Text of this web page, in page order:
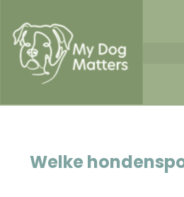
Welke